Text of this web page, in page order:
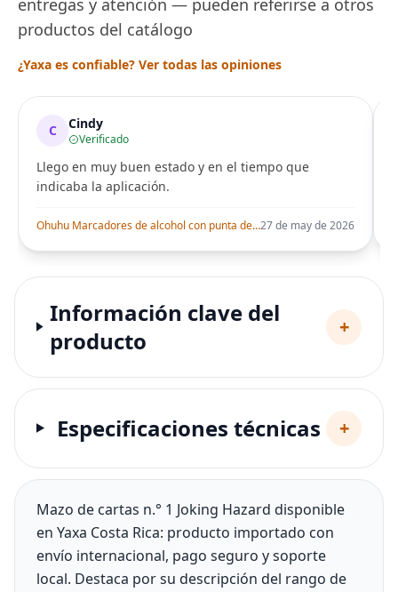
productos del catálogo
¿Yaxa es confiable? Ver todas las opiniones
C Cindy
Verificado
Llego en muy buen estado y en el tiempo que
indicaba la aplicación.
Ohuhu Marcadores de alcohol con punta de pincel – Juego de marcadores artísticos de doble punta con certificación AP para artistas adultos27 de may de 2026
Información clave del
producto
+
Especificaciones técnicas +
Mazo de cartas n.° 1 Joking Hazard disponible
en Yaxa Costa Rica: producto importado con
envío internacional, pago seguro y soporte
local. Destaca por su descripción del rango de